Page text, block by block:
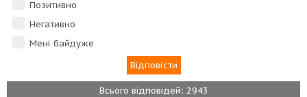
Позитивно
Негативно
Мені байдуже
Всього відповідей: 2943